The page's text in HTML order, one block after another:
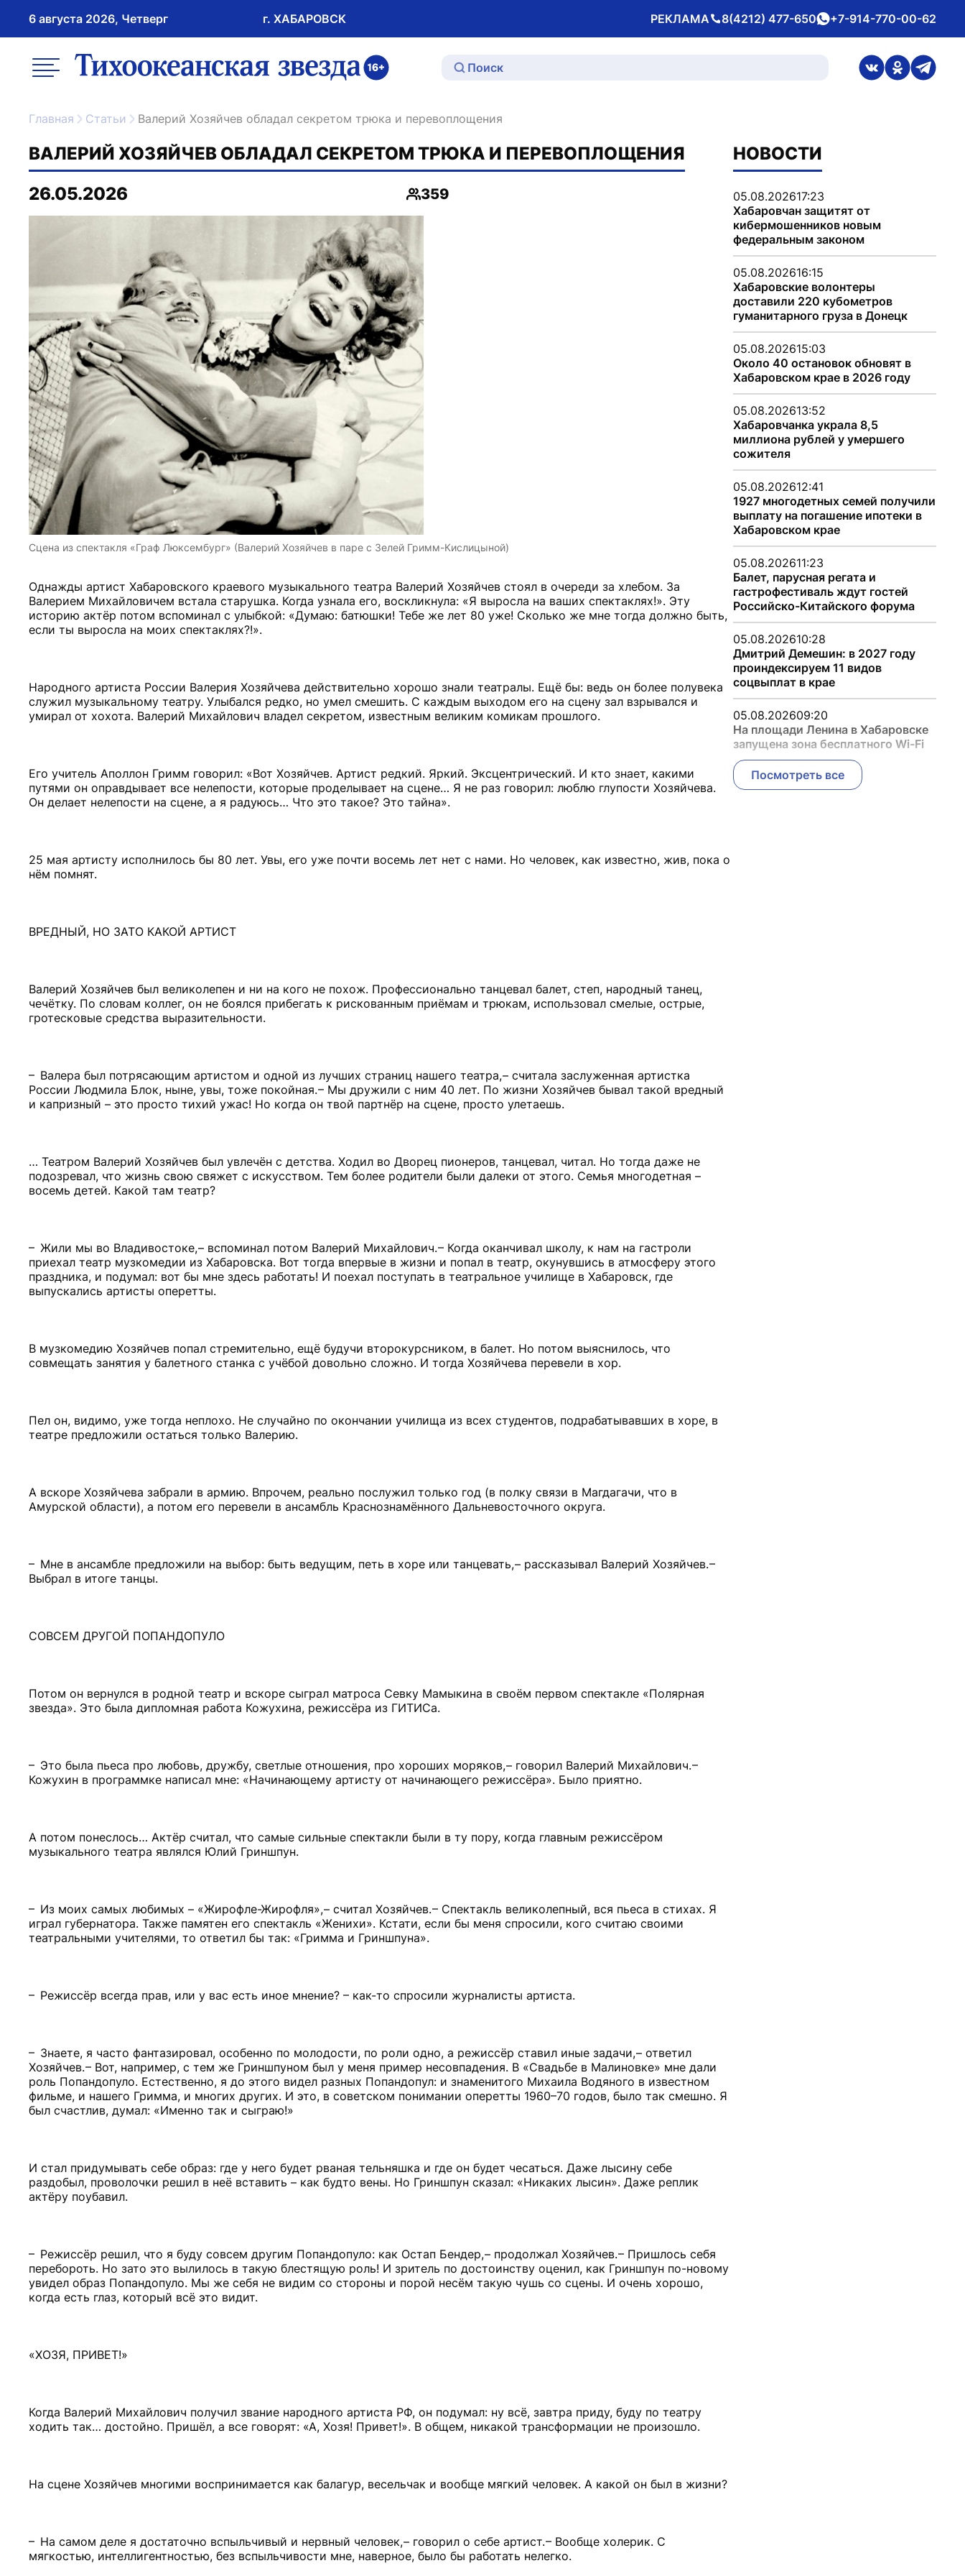
6 августа 2026, Четверг г. ХАБАРОВСК РЕКЛАМА
Телефон 8(4212) 477-650whatsApp
+7-914-770-00-62
меню ссылка на главную
ссылка на
ссылка на
Главная Статьи Валерий Хозяйчев обладал секретом трюка и перевоплощения
ВАЛЕРИЙ ХОЗЯЙЧЕВ ОБЛАДАЛ СЕКРЕТОМ ТРЮКА И ПЕРЕВОПЛОЩЕНИЯ
26.05.2026
Просмотры
359
Сцена из спектакля «Граф Люксембург» (Валерий Хозяйчев в паре с Зелей Гримм-Кислицыной)
Однажды артист Хабаровского краевого музыкального театра Валерий Хозяйчев стоял в очереди за хлебом. За
Валерием Михайловичем встала старушка. Когда узнала его, воскликнула: «Я выросла на ваших спектаклях!». Эту
историю актёр потом вспоминал с улыбкой: «Думаю: батюшки! Тебе же лет 80 уже! Сколько же мне тогда должно быть,
если ты выросла на моих спектаклях?!».
Народного артиста России Валерия Хозяйчева действительно хорошо знали театралы. Ещё бы: ведь он более полувека
служил музыкальному театру. Улыбался редко, но умел смешить. С каждым выходом его на сцену зал взрывался и
умирал от хохота. Валерий Михайлович владел секретом, известным великим комикам прошлого.
Его учитель Аполлон Гримм говорил: «Вот Хозяйчев. Артист редкий. Яркий. Эксцентрический. И кто знает, какими
путями он оправдывает все нелепости, которые проделывает на сцене… Я не раз говорил: люблю глупости Хозяйчева.
Он делает нелепости на сцене, а я радуюсь… Что это такое? Это тайна».
25 мая артисту исполнилось бы 80 лет. Увы, его уже почти восемь лет нет с нами. Но человек, как известно, жив, пока о
нём помнят.
ВРЕДНЫЙ, НО ЗАТО КАКОЙ АРТИСТ
Валерий Хозяйчев был великолепен и ни на кого не похож. Профессионально танцевал балет, степ, народный танец,
чечётку. По словам коллег, он не боялся прибегать к рискованным приёмам и трюкам, использовал смелые, острые,
гротесковые средства выразительности.
– Валера был потрясающим артистом и одной из лучших страниц нашего театра, – считала заслуженная артистка
России Людмила Блок, ныне, увы, тоже покойная. – Мы дружили с ним 40 лет. По жизни Хозяйчев бывал такой вредный
и капризный – это просто тихий ужас! Но когда он твой партнёр на сцене, просто улетаешь.
… Театром Валерий Хозяйчев был увлечён с детства. Ходил во Дворец пионеров, танцевал, читал. Но тогда даже не
подозревал, что жизнь свою свяжет с искусством. Тем более родители были далеки от этого. Семья многодетная –
восемь детей. Какой там театр?
– Жили мы во Владивостоке, – вспоминал потом Валерий Михайлович. – Когда оканчивал школу, к нам на гастроли
приехал театр музкомедии из Хабаровска. Вот тогда впервые в жизни и попал в театр, окунувшись в атмосферу этого
праздника, и подумал: вот бы мне здесь работать! И поехал поступать в театральное училище в Хабаровск, где
выпускались артисты оперетты.
В музкомедию Хозяйчев попал стремительно, ещё будучи второкурсником, в балет. Но потом выяснилось, что
совмещать занятия у балетного станка с учёбой довольно сложно. И тогда Хозяйчева перевели в хор.
Пел он, видимо, уже тогда неплохо. Не случайно по окончании училища из всех студентов, подрабатывавших в хоре, в
театре предложили остаться только Валерию.
А вскоре Хозяйчева забрали в армию. Впрочем, реально послужил только год (в полку связи в Магдагачи, что в
Амурской области), а потом его перевели в ансамбль Краснознамённого Дальневосточного округа.
– Мне в ансамбле предложили на выбор: быть ведущим, петь в хоре или танцевать, – рассказывал Валерий Хозяйчев. –
Выбрал в итоге танцы.
СОВСЕМ ДРУГОЙ ПОПАНДОПУЛО
Потом он вернулся в родной театр и вскоре сыграл матроса Севку Мамыкина в своём первом спектакле «Полярная
звезда». Это была дипломная работа Кожухина, режиссёра из ГИТИСа.
– Это была пьеса про любовь, дружбу, светлые отношения, про хороших моряков, – говорил Валерий Михайлович. –
Кожухин в программке написал мне: «Начинающему артисту от начинающего режиссёра». Было приятно.
А потом понеслось… Актёр считал, что самые сильные спектакли были в ту пору, когда главным режиссёром
музыкального театра являлся Юлий Гриншпун.
– Из моих самых любимых – «Жирофле-Жирофля», – считал Хозяйчев. – Спектакль великолепный, вся пьеса в стихах. Я
играл губернатора. Также памятен его спектакль «Женихи». Кстати, если бы меня спросили, кого считаю своими
театральными учителями, то ответил бы так: «Гримма и Гриншпуна».
– Режиссёр всегда прав, или у вас есть иное мнение? – как-то спросили журналисты артиста.
– Знаете, я часто фантазировал, особенно по молодости, по роли одно, а режиссёр ставил иные задачи, – ответил
Хозяйчев. – Вот, например, с тем же Гриншпуном был у меня пример несовпадения. В «Свадьбе в Малиновке» мне дали
роль Попандопуло. Естественно, я до этого видел разных Попандопул: и знаменитого Михаила Водяного в известном
фильме, и нашего Гримма, и многих других. И это, в советском понимании оперетты 1960–70 годов, было так смешно. Я
был счастлив, думал: «Именно так и сыграю!»
И стал придумывать себе образ: где у него будет рваная тельняшка и где он будет чесаться. Даже лысину себе
раздобыл, проволочки решил в неё вставить – как будто вены. Но Гриншпун сказал: «Никаких лысин». Даже реплик
актёру поубавил.
– Режиссёр решил, что я буду совсем другим Попандопуло: как Остап Бендер, – продолжал Хозяйчев. – Пришлось себя
перебороть. Но зато это вылилось в такую блестящую роль! И зритель по достоинству оценил, как Гриншпун по-новому
увидел образ Попандопуло. Мы же себя не видим со стороны и порой несём такую чушь со сцены. И очень хорошо,
когда есть глаз, который всё это видит.
«ХОЗЯ, ПРИВЕТ!»
Когда Валерий Михайлович получил звание народного артиста РФ, он подумал: ну всё, завтра приду, буду по театру
ходить так… достойно. Пришёл, а все говорят: «А, Хозя! Привет!». В общем, никакой трансформации не произошло.
На сцене Хозяйчев многими воспринимается как балагур, весельчак и вообще мягкий человек. А какой он был в жизни?
– На самом деле я достаточно вспыльчивый и нервный человек, – говорил о себе артист. – Вообще холерик. С
мягкостью, интеллигентностью, без вспыльчивости мне, наверное, было бы работать нелегко.
НОВОСТИ
05.08.202617:23
Хабаровчан защитят от
кибермошенников новым
федеральным законом
05.08.202616:15
Хабаровские волонтеры
доставили 220 кубометров
гуманитарного груза в Донецк
05.08.202615:03
Около 40 остановок обновят в
Хабаровском крае в 2026 году
05.08.202613:52
Хабаровчанка украла 8,5
миллиона рублей у умершего
сожителя
05.08.202612:41
1927 многодетных семей получили
выплату на погашение ипотеки в
Хабаровском крае
05.08.202611:23
Балет, парусная регата и
гастрофестиваль ждут гостей
Российско-Китайского форума
05.08.202610:28
Дмитрий Демешин: в 2027 году
проиндексируем 11 видов
соцвыплат в крае
05.08.202609:20
На площади Ленина в Хабаровске
запущена зона бесплатного Wi-Fi
Посмотреть все